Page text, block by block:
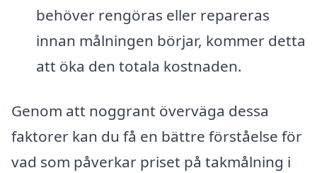
behöver rengöras eller repareras
innan målningen börjar, kommer detta
att öka den totala kostnaden.
Genom att noggrant överväga dessa
faktorer kan du få en bättre förståelse för
vad som påverkar priset på takmålning i